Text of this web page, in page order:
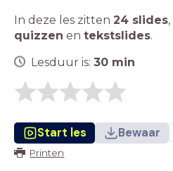
In deze les zitten 24 slides,
quizzen en tekstslides.
Lesduur is: 30 min
Start les Bewaar
Printen